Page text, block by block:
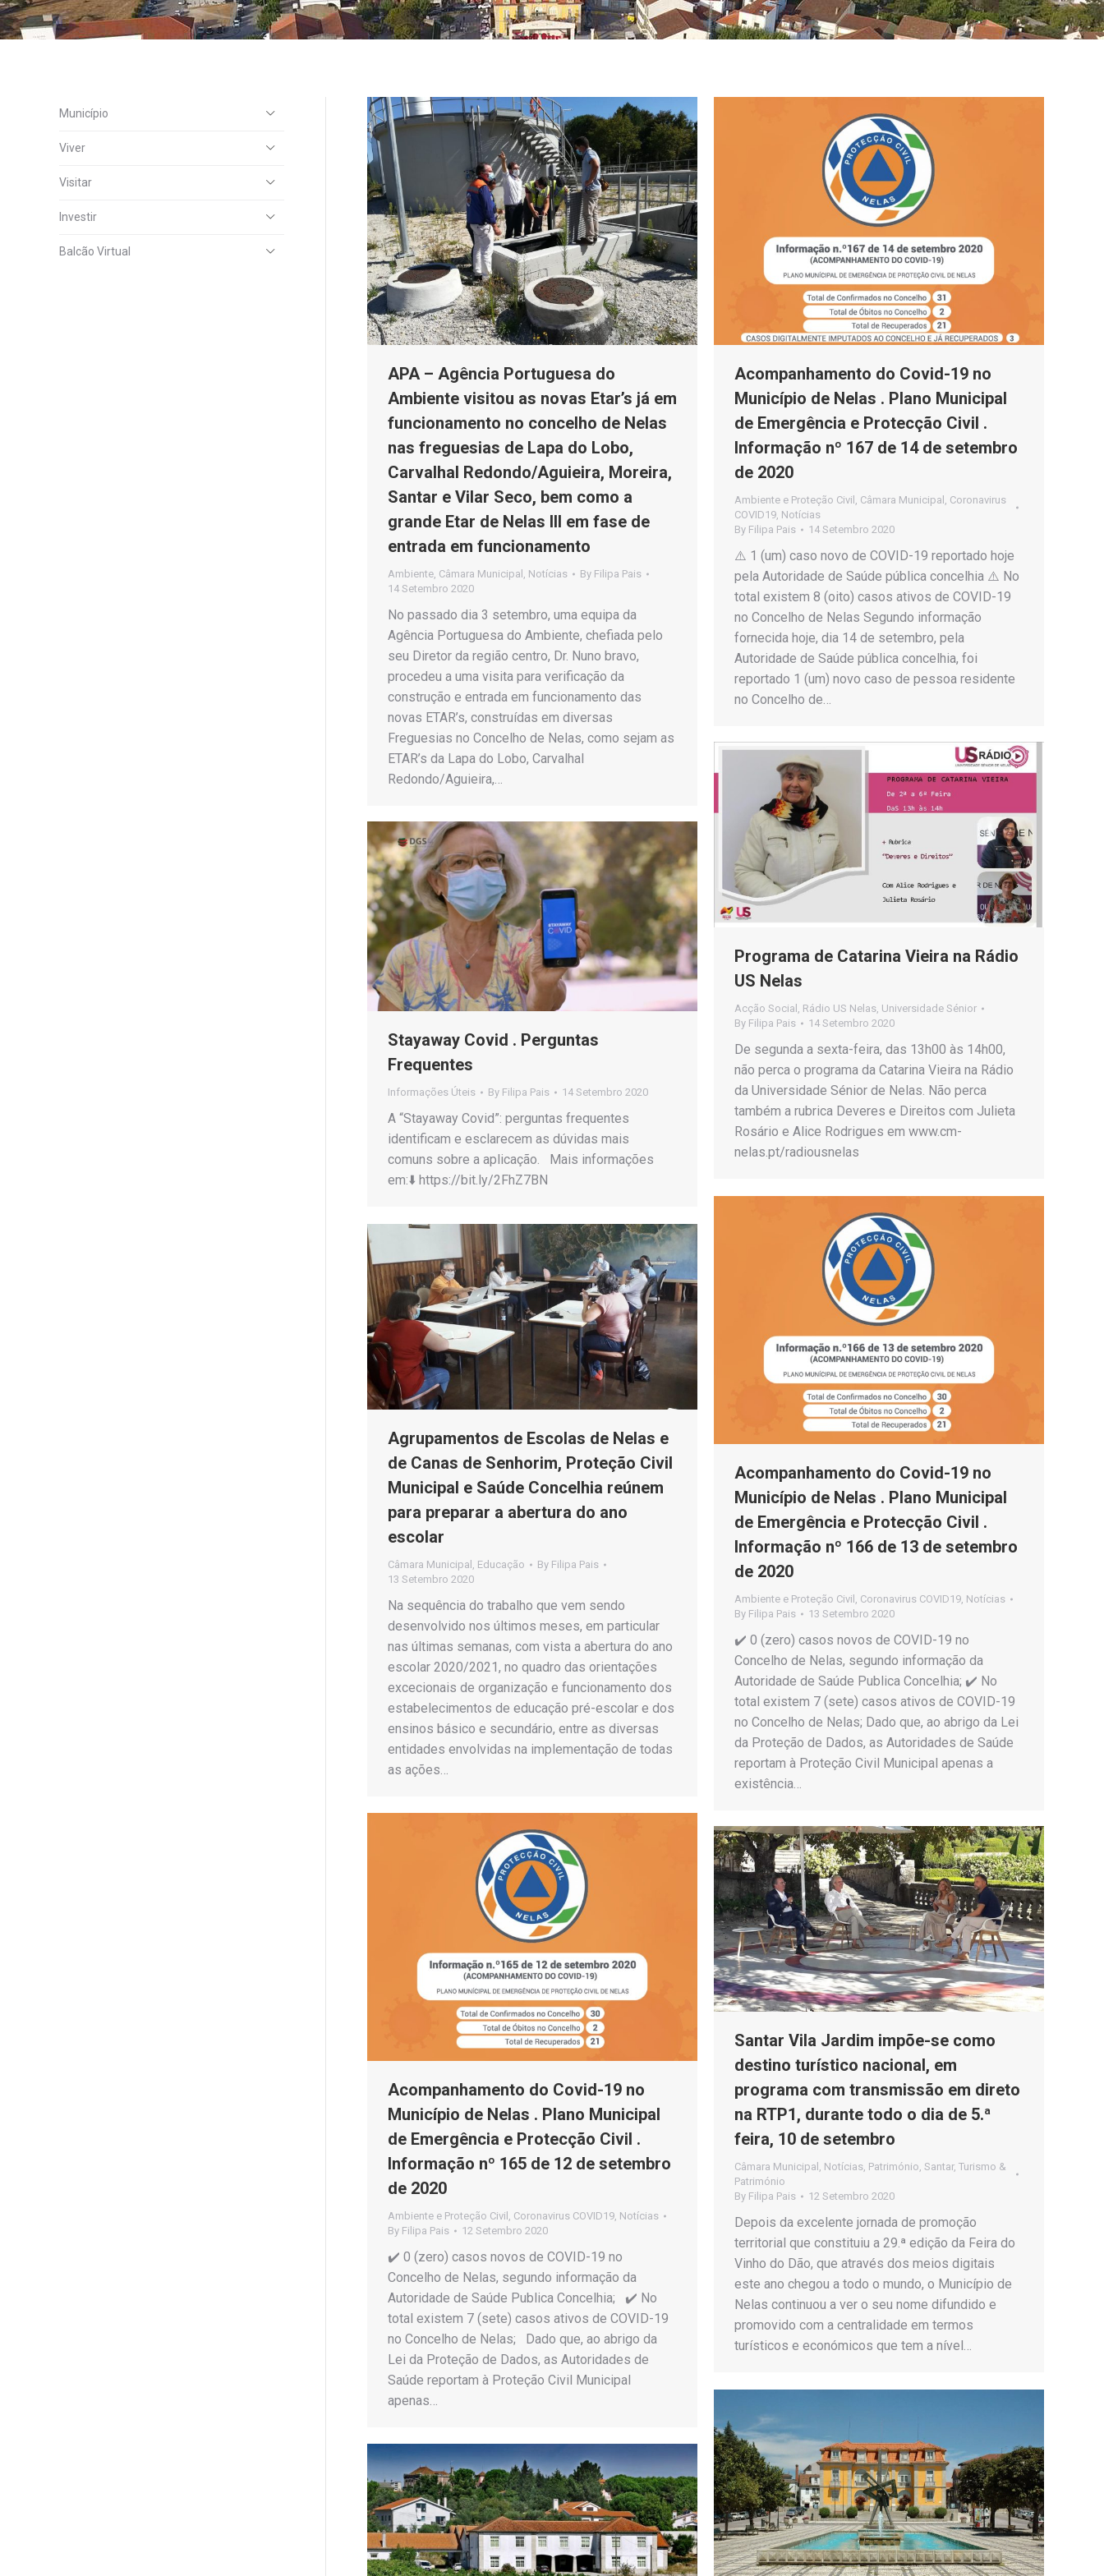
APA – Agência Portuguesa do
Ambiente visitou as novas Etar’s já em
funcionamento no concelho de Nelas
nas freguesias de Lapa do Lobo,
Carvalhal Redondo/Aguieira, Moreira,
Santar e Vilar Seco, bem como a
grande Etar de Nelas III em fase de
entrada em funcionamento
Ambiente Câmara Municipal Notícias By Filipa Pais
14 Setembro 2020
No passado dia 3 setembro, uma equipa da
Agência Portuguesa do Ambiente, chefiada pelo
seu Diretor da região centro, Dr. Nuno bravo,
procedeu a uma visita para verificação da
construção e entrada em funcionamento das
novas ETAR’s, construídas em diversas
Freguesias no Concelho de Nelas, como sejam as
ETAR’s da Lapa do Lobo, Carvalhal
Redondo/Aguieira,…
Acompanhamento do Covid-19 no
Município de Nelas . Plano Municipal
de Emergência e Protecção Civil .
Informação nº 167 de 14 de setembro
de 2020
Ambiente e Proteção Civil Câmara Municipal
Coronavirus
COVID19 Notícias
By Filipa Pais 14 Setembro 2020
⚠️ 1 (um) caso novo de COVID-19 reportado hoje
pela Autoridade de Saúde pública concelhia ⚠️ No
total existem 8 (oito) casos ativos de COVID-19
no Concelho de Nelas Segundo informação
fornecida hoje, dia 14 de setembro, pela
Autoridade de Saúde pública concelhia, foi
reportado 1 (um) novo caso de pessoa residente
no Concelho de…
Programa de Catarina Vieira na Rádio
US Nelas
Acção Social , Rádio US Nelas, Universidade Sénior
By Filipa Pais 14 Setembro 2020
De segunda a sexta-feira, das 13h00 às 14h00,
não perca o programa da Catarina Vieira na Rádio
da Universidade Sénior de Nelas. Não perca
também a rubrica Deveres e Direitos com Julieta
Rosário e Alice Rodrigues em www.cm-
nelas.pt/radiousnelas
Stayaway Covid . Perguntas
Frequentes
Informações Úteis By Filipa Pais 14 Setembro 2020
A “Stayaway Covid”: perguntas frequentes
identificam e esclarecem as dúvidas mais
comuns sobre a aplicação. Mais informações
em:⬇️ https://bit.ly/2FhZ7BN
Acompanhamento do Covid-19 no
Município de Nelas . Plano Municipal
de Emergência e Protecção Civil .
Informação nº 166 de 13 de setembro
de 2020
Ambiente e Proteção Civil Coronavirus COVID19 Notícias
By Filipa Pais 13 Setembro 2020
✔️ 0 (zero) casos novos de COVID-19 no
Concelho de Nelas, segundo informação da
Autoridade de Saúde Publica Concelhia; ✔️ No
total existem 7 (sete) casos ativos de COVID-19
no Concelho de Nelas; Dado que, ao abrigo da Lei
da Proteção de Dados, as Autoridades de Saúde
reportam à Proteção Civil Municipal apenas a
existência…
Agrupamentos de Escolas de Nelas e
de Canas de Senhorim, Proteção Civil
Municipal e Saúde Concelhia reúnem
para preparar a abertura do ano
escolar
Câmara Municipal , Educação By Filipa Pais
13 Setembro 2020
Na sequência do trabalho que vem sendo
desenvolvido nos últimos meses, em particular
nas últimas semanas, com vista a abertura do ano
escolar 2020/2021, no quadro das orientações
excecionais de organização e funcionamento dos
estabelecimentos de educação pré-escolar e dos
ensinos básico e secundário, entre as diversas
entidades envolvidas na implementação de todas
as ações…
Acompanhamento do Covid-19 no
Município de Nelas . Plano Municipal
de Emergência e Protecção Civil .
Informação nº 165 de 12 de setembro
de 2020
Ambiente e Proteção Civil Coronavirus COVID19 Notícias
By Filipa Pais 12 Setembro 2020
✔️ 0 (zero) casos novos de COVID-19 no
Concelho de Nelas, segundo informação da
Autoridade de Saúde Publica Concelhia; ✔️ No
total existem 7 (sete) casos ativos de COVID-19
no Concelho de Nelas; Dado que, ao abrigo da
Lei da Proteção de Dados, as Autoridades de
Saúde reportam à Proteção Civil Municipal
apenas…
Santar Vila Jardim impõe-se como
destino turístico nacional, em
programa com transmissão em direto
na RTP1, durante todo o dia de 5.ª
feira, 10 de setembro
Câmara Municipal , Notícias, Património, Santar, Turismo &
Património
By Filipa Pais 12 Setembro 2020
Depois da excelente jornada de promoção
territorial que constituiu a 29.ª edição da Feira do
Vinho do Dão, que através dos meios digitais
este ano chegou a todo o mundo, o Município de
Nelas continuou a ver o seu nome difundido e
promovido com a centralidade em termos
turísticos e económicos que tem a nível…
Município
Viver
Visitar
Investir
Balcão Virtual